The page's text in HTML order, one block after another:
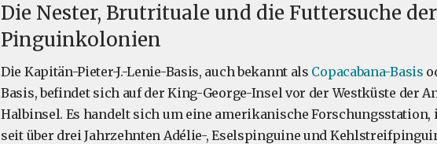
Die Nester, Brutrituale und die Futtersuche der
Pinguinkolonien
Die Kapitän-Pieter-J.-Lenie-Basis, auch bekannt als Copacabana-Basis
Basis, befindet sich auf der King-George-Insel vor der Westküste der
Halbinsel. Es handelt sich um eine amerikanische
seit über drei Jahrzehnten Adélie-, Eselspinguine und